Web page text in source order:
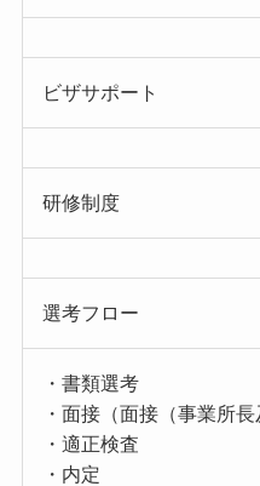
ビザサポート
研修制度
選考フロー
・書類選考
・面接（面接（事業所
・適正検査
・内定